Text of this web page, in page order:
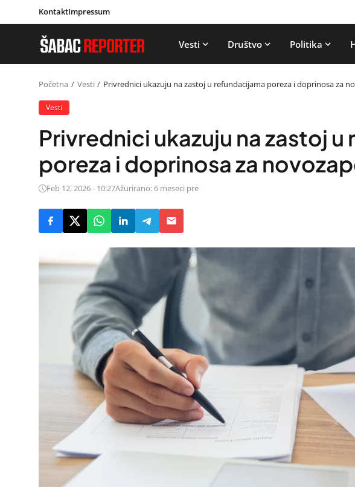
KontaktImpressum
Vesti Društvo Politika
Početna Vesti Privrednici ukazuju na zastoj u refundacijama poreza i doprinosa za
Vesti
Privrednici ukazuju na zastoj
poreza i doprinosa za
Feb 12, 2026 - 10:27Ažurirano: 6 meseci pre